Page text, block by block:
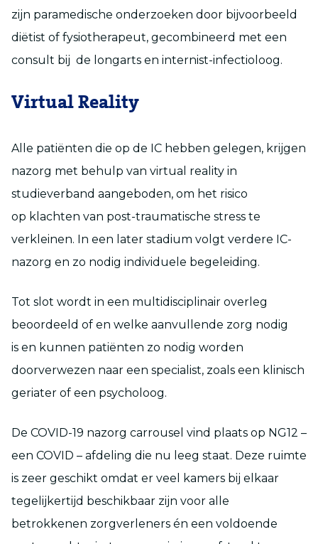
zijn paramedische onderzoeken door bijvoorbeeld
diëtist of fysiotherapeut, gecombineerd met een
consult bij de longarts en internist-infectioloog.
Virtual Reality
Alle patiënten die op de IC hebben gelegen, krijgen
nazorg met behulp van virtual reality in
studieverband aangeboden, om het risico
op klachten van post-traumatische stress te
verkleinen. In een later stadium volgt verdere IC-
nazorg en zo nodig individuele begeleiding.
Tot slot wordt in een multidisciplinair overleg
beoordeeld of en welke aanvullende zorg nodig
is en kunnen patiënten zo nodig worden
doorverwezen naar een specialist, zoals een klinisch
geriater of een psycholoog.
De COVID-19 nazorg carrousel vind plaats op NG12 –
een COVID – afdeling die nu leeg staat. Deze ruimte
is zeer geschikt omdat er veel kamers bij elkaar
tegelijkertijd beschikbaar zijn voor alle
betrokkenen zorgverleners én een voldoende